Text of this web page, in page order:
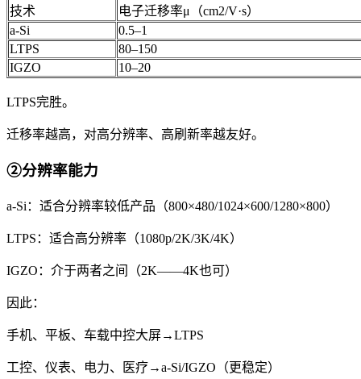
技术
电子迁移率μ（cm2/V·s）
a-Si
0.5–1
LTPS
80–150
IGZO
10–20
LTPS完胜。
迁移率越高，对高分辨率、高刷新率越友好。
②分辨率能力
a-Si：适合分辨率较低产品（800×480/1024×600/1280×800）
LTPS：适合高分辨率（1080p/2K/3K/4K）
IGZO：介于两者之间（2K——4K也可）
因此：
手机、平板、车载中控大屏→LTPS
工控、仪表、电力、医疗→a-Si/IGZO（更稳定）